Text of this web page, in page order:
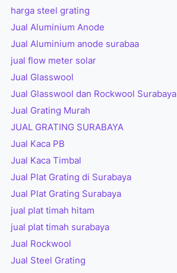
harga steel grating
Jual Aluminium Anode
Jual Aluminium anode surabaa
jual flow meter solar
Jual Glasswool
Jual Glasswool dan Rockwool Surabaya
Jual Grating Murah
JUAL GRATING SURABAYA
Jual Kaca PB
Jual Kaca Timbal
Jual Plat Grating di Surabaya
Jual Plat Grating Surabaya
jual plat timah hitam
jual plat timah surabaya
Jual Rockwool
Jual Steel Grating